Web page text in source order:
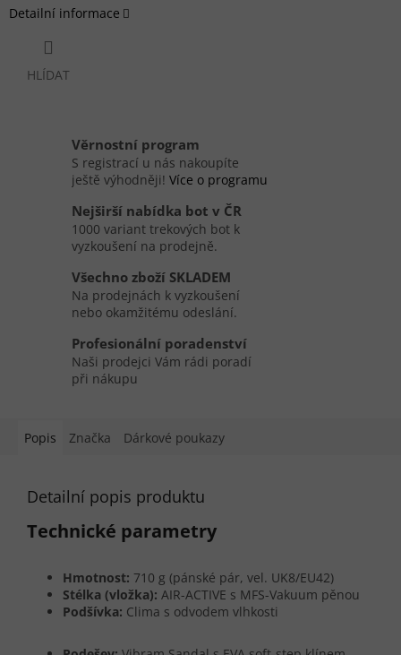
Detailní informace
HLÍDAT
Věrnostní program
S registrací u nás nakoupíte
ještě výhodněji! Více o programu
Nejširší nabídka bot v ČR
1000 variant trekových bot k
vyzkoušení na prodejně.
Všechno zboží SKLADEM
Na prodejnách k vyzkoušení
nebo okamžitému odeslání.
Profesionální poradenství
Naši prodejci Vám rádi poradí
při nákupu
Popis Značka Dárkové poukazy
Detailní popis produktu
Technické parametry
Hmotnost: 710 g (pánské pár, vel. UK8/EU42)
Stélka (vložka): AIR-ACTIVE s MFS-Vakuum pěnou
Podšívka: Clima s odvodem vlhkosti